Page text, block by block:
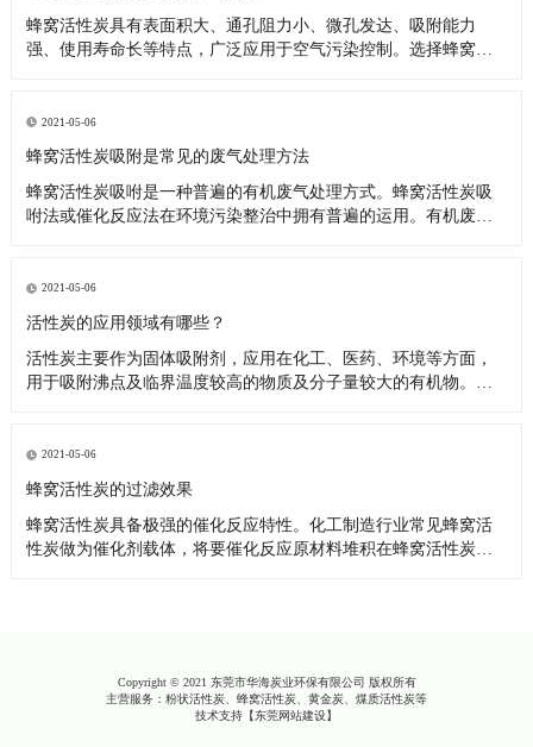
蜂窝活性炭具有表面积大、通孔阻力小、微孔发达、吸附能力
强、使用寿命长等特点，广泛应用于空气污染控制。选择蜂窝活
广泛应用于各种气体净化设备和废气处理工程中。实践证明，净
化效果比普
2021-05-06
蜂窝活性炭吸附是常见的废气处理方法
蜂窝活性炭吸咐是一种普遍的有机废气处理方式。蜂窝活性炭吸
咐法或催化反应法在环境污染整治中拥有普遍的运用。有机废气
汽体吸咐的蜂窝活性炭是颗粒的，微孔板构造更为比较发达。上
述固定不动粘附床
2021-05-06
活性炭的应用领域有哪些？
活性炭主要作为固体吸附剂，应用在化工、医药、环境等方面，
用于吸附沸点及临界温度较高的物质及分子量较大的有机物。在
通讯、能源、生物工程和生命科学等领域。 （1）处理含油污水
吸附法进
2021-05-06
蜂窝活性炭的过滤效果
蜂窝活性炭具备极强的催化反应特性。化工制造行业常见蜂窝活
性炭做为催化剂载体，将要催化反应原材料堆积在蜂窝活性炭块
Copyright © 2021 东莞市华海炭业环保有限公司 版权所有
主营服务：粉状活性炭、蜂窝活性炭、黄金炭、煤质活性炭等
技术支持【东莞网站建设】